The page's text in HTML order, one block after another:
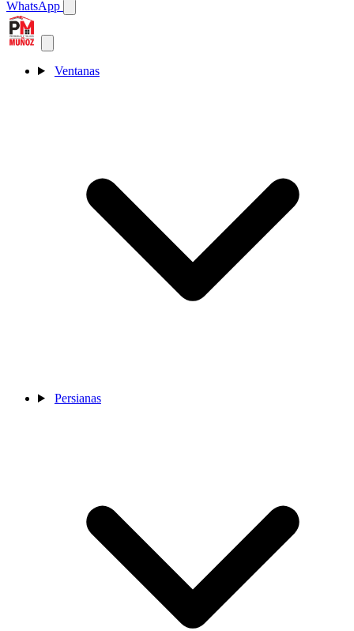
WhatsApp
Ventanas
Persianas